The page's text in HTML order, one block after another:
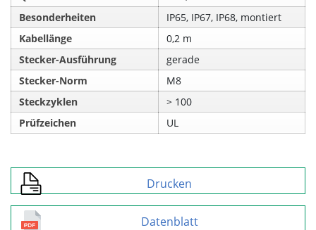
Besonderheiten
IP65, IP67, IP68, montiert
Kabellänge
0,2 m
Stecker-Ausführung
gerade
Stecker-Norm
M8
Steckzyklen
> 100
Prüfzeichen
UL
Drucken
Datenblatt